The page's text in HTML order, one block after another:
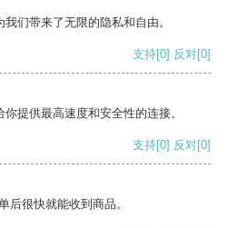
们带来了无限的隐私和自由。
支持[0] 反对[0]
提供最高速度和安全性的连接。
支持[0] 反对[0]
后很快就能收到商品。